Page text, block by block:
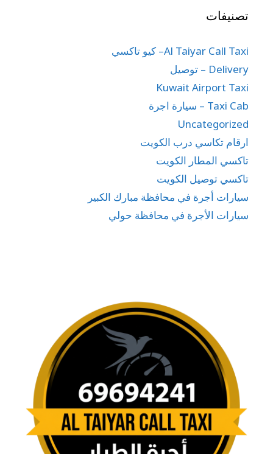
تصنيفات
Al Taiyar Call Taxi– كيو تاكسي
Delivery – توصيل
Kuwait Airport Taxi
Taxi Cab – سيارة اجرة
Uncategorized
ارقام تكاسي درب الكويت
تاكسي المطار الكويت
تاكسي توصيل الكويت
سيارات أجرة في محافظة مبارك الكبير
سيارات الأجرة في محافظة حولي